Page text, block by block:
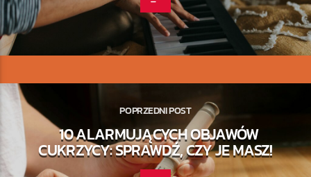
POPRZEDNI POST
10 ALARMUJĄCYCH OBJAWÓW
CUKRZYCY: SPRAWDŹ, CZY JE MASZ!